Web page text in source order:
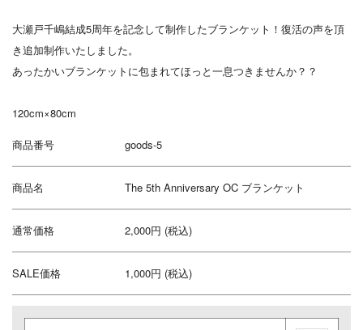
大瀬戸千嶋結成5周年を記念して制作したブランケット！復活の声を頂
き追加制作いたしました。
あったかいブランケットに包まれてほっと一息つきませんか？？
120cm×80cm
商品番号 goods-5
商品名 The 5th Anniversary OC ブランケット
通常価格 2,000円 (税込)
SALE価格 1,000円 (税込)